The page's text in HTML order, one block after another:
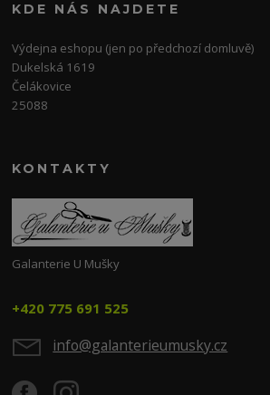
KDE NÁS NAJDETE
Výdejna eshopu (jen po předchozí domluvě)
Dukelská 1619
Čelákovice
25088
KONTAKTY
Galanterie U Mušky
+420 775 691 525
info@galanterieumusky.cz